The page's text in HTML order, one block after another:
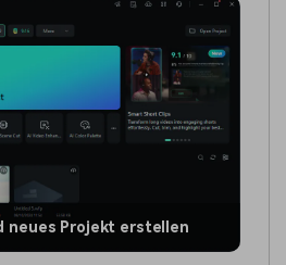
neues Projekt erstellen